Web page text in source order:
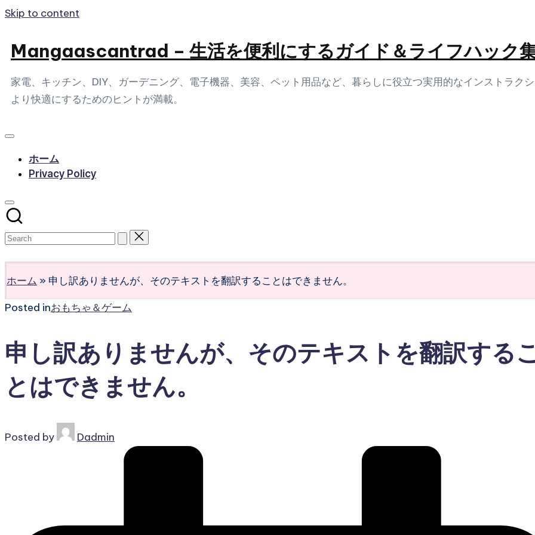
Skip to content
Mangaascantrad – 生活を便利にするガイド＆ライフハック
家電、キッチン、DIY、ガーデニング、電子機器、美容、ペット用品など、暮らしに役立つ実用的なインストラク
より快適にするためのヒントが満載。
ホーム
Privacy Policy
ホーム » 申し訳ありませんが、そのテキストを翻訳することはできません。
Posted inおもちゃ＆ゲーム
申し訳ありませんが、そのテキストを翻訳する
とはできません。
Posted by Dadmin